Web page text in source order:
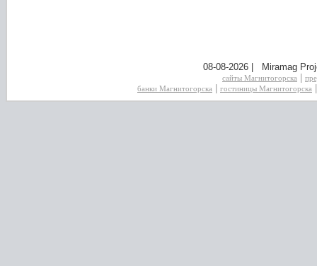
08-08-2026 | Miramag
сайты Магнитогорска
банки Магнитогорска
гостиницы Магнитогорска